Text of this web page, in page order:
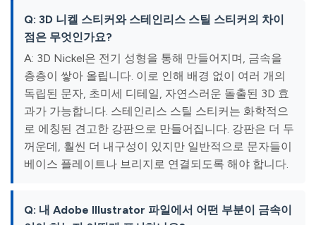
Q: 3D 니켈 스티커와 스테인리스 스틸 스티커의 차이
점은 무엇인가요?
A: 3D Nickel은 전기 성형을 통해 만들어지며, 금속을
층층이 쌓아 올립니다. 이로 인해 배경 없이 여러 개의
독립된 문자, 초미세 디테일, 자연스러운 돌출된 3D 효
과가 가능합니다. 스테인리스 스틸 스티커는 화학적으
로 에칭된 견고한 강판으로 만들어집니다. 강판은 더 두
꺼운데, 훨씬 더 내구성이 있지만 일반적으로 문자들이
베이스 플레이트나 브리지로 연결되도록 해야 합니다.
Q: 내 Adobe Illustrator 파일에서 어떤 부분이 금속이